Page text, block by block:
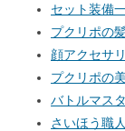
セット装備
プクリポの
顔アクセサ
プクリポの
バトルマス
さいほう職